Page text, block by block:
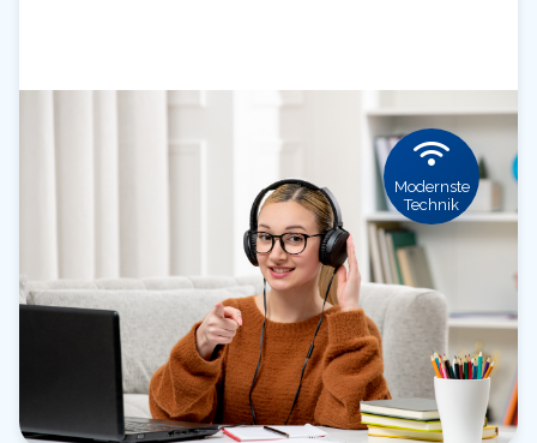
Modernste
Technik